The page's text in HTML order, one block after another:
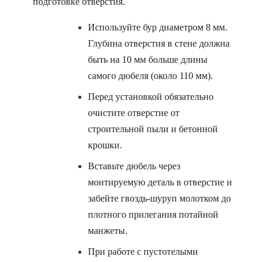
Используйте бур диаметром 8 мм.
Глубина отверстия в стене должна
быть на 10 мм больше длины
самого дюбеля (около 110 мм).
Перед установкой обязательно
очистите отверстие от
строительной пыли и бетонной
крошки.
Вставьте дюбель через
монтируемую деталь в отверстие и
забейте гвоздь-шуруп молотком до
плотного прилегания потайной
манжеты.
При работе с пустотелыми